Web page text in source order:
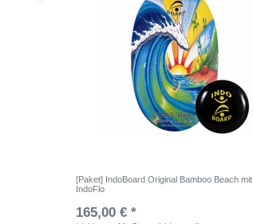
[Paket] IndoBoard Original Bamboo Beach mit
IndoFlo
165,00 € *